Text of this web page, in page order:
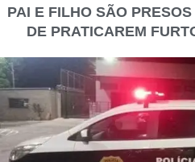
PAI E FILHO SÃO
DE PRATICAREM